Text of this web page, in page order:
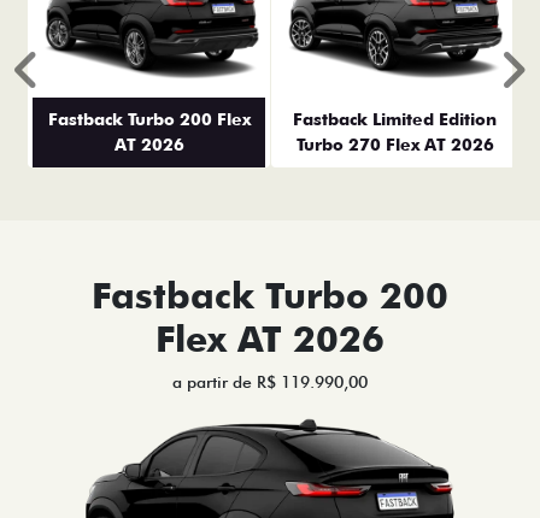
Fastback Turbo 200 Flex
AT 2026
Fastback Limited Edition
Turbo 270 Flex AT 2026
Anterior
Fastback Turbo 200
Flex AT 2026
a partir de R$ 119.990,00